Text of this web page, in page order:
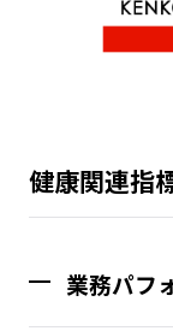
健康関連指
業務パフ